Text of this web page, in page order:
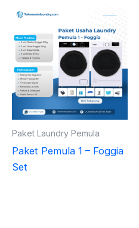
Paket Laundry Pemula
Paket Pemula 1 – Foggia
Set